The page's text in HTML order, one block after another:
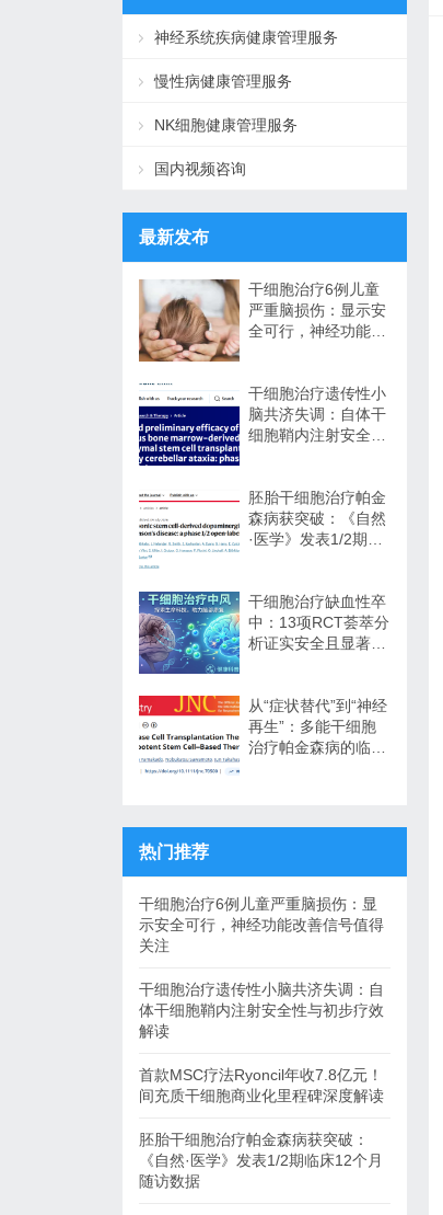
神经系统疾病健康管理服务
慢性病健康管理服务
NK细胞健康管理服务
国内视频咨询
最新发布
干细胞治疗6例儿童
严重脑损伤：显示安
全可行，神经功能改
干细胞治疗遗传性小
脑共济失调：自体干
细胞鞘内注射安全性
胚胎干细胞治疗帕金
森病获突破：《自然
·医学》发表1/2期临
干细胞治疗缺血性卒
中：13项RCT荟萃分
析证实安全且显著改
从“症状替代”到“神经
再生”：多能干细胞
治疗帕金森病的临床
热门推荐
干细胞治疗6例儿童严重脑损伤：显
示安全可行，神经功能改善信号值得
关注
干细胞治疗遗传性小脑共济失调：自
体干细胞鞘内注射安全性与初步疗效
解读
首款MSC疗法Ryoncil年收7.8亿元！
间充质干细胞商业化里程碑深度解读
胚胎干细胞治疗帕金森病获突破：
《自然·医学》发表1/2期临床12个月
随访数据